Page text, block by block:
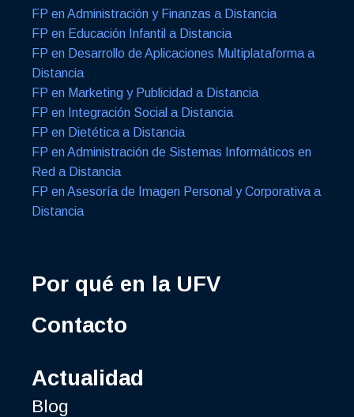
FP en Administración y Finanzas a Distancia
FP en Educación Infantil a Distancia
FP en Desarrollo de Aplicaciones Multiplataforma a
Distancia
FP en Marketing y Publicidad a Distancia
FP en Integración Social a Distancia
FP en Dietética a Distancia
FP en Administración de Sistemas Informáticos en
Red a Distancia
FP en Asesoría de Imagen Personal y Corporativa a
Distancia
Por qué en la UFV
Contacto
Actualidad
Blog